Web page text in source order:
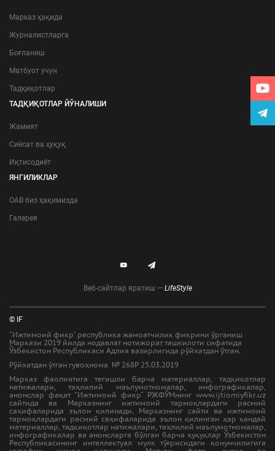
Марказ ҳақида
Журналистларга
Боғланиш
Матбуот учун
Тадқиқотлар
ТАДҚИҚОТЛАР ЙЎНАЛИШИ
Жамият
Сиёсат ва ҳуқуқ
Иқтисодиёт
ЯНГИЛИКЛАР
ОАВ биз ҳақимизда
Галерея
Веб-сайтлар яратиш — LifeStyle
© IF
"Ижтимоий фикр" республика жамоатчилик фикрини ўрганиш
Маркази 2019 йилда нодавлат нотижорат ташкилоти сифатида
Ўзбекистон Республикаси Адлия вазирлигида рўйхатдан ўтган.
Рўйхатдан ўтган гувоҳнома № 268Р 25.03.2019
Марказ фаолиятига тегишли барча материаллар, тадқиқотлар
натижалари, таҳлилий маълумотномалар, инфографикалар,
анонслар фақат “Ижтимоий фикр” РЖФЎМнинг www.ijtiomiyfikr.uz
сайтида ва Марказнинг ижтимоий тармоқлардаги расмий
саҳифаларида эълон қилинади. Марказнинг сайти ва ижтимоий
тармоқлардаги расмий саҳифаларида эълон қилинган ҳар қандай
материаллар, тадқиқотлар натижалари, таҳлилий маълумотномалар,
инфографикалар ва анонсларга бўлган барча ҳуқуқлар Ўзбекистон
Республикасининг интеллектуал мулк тўғрисидаги қонунчилигига